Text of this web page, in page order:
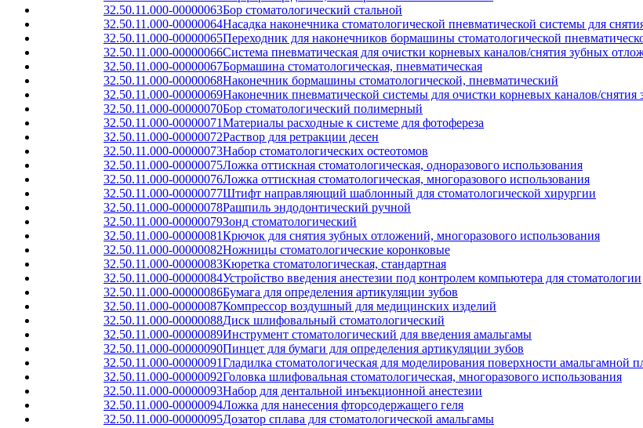
32.50.11.000-00000063Бор стоматологический стальной
32.50.11.000-00000064Насадка наконечника стоматологической пневматической системы для
32.50.11.000-00000065Переходник для наконечников бормашины стоматологической
32.50.11.000-00000066Система пневматическая для очистки корневых каналов/снятия зубных
32.50.11.000-00000067Бормашина стоматологическая, пневматическая
32.50.11.000-00000068Наконечник бормашины стоматологической, пневматический
32.50.11.000-00000069Наконечник пневматической системы для очистки корневых каналов/
32.50.11.000-00000070Бор стоматологический полимерный
32.50.11.000-00000071Материалы расходные к системе для фотофереза
32.50.11.000-00000072Раствор для ретракции десен
32.50.11.000-00000073Набор стоматологических остеотомов
32.50.11.000-00000075Ложка оттискная стоматологическая, одноразового использования
32.50.11.000-00000076Ложка оттискная стоматологическая, многоразового использования
32.50.11.000-00000077Штифт направляющий шаблонный для стоматологической хирургии
32.50.11.000-00000078Рашпиль эндодонтический ручной
32.50.11.000-00000079Зонд стоматологический
32.50.11.000-00000081Крючок для снятия зубных отложений, многоразового использования
32.50.11.000-00000082Ножницы стоматологические коронковые
32.50.11.000-00000083Кюретка стоматологическая, стандартная
32.50.11.000-00000084Устройство введения анестезии под контролем компьютера для стоматологии
32.50.11.000-00000086Бумага для определения артикуляции зубов
32.50.11.000-00000087Компрессор воздушный для медицинских изделий
32.50.11.000-00000088Диск шлифовальный стоматологический
32.50.11.000-00000089Инструмент стоматологический для введения амальгамы
32.50.11.000-00000090Пинцет для бумаги для определения артикуляции зубов
32.50.11.000-00000091Гладилка стоматологическая для моделирования поверхности амальгамной
32.50.11.000-00000092Головка шлифовальная стоматологическая, многоразового использования
32.50.11.000-00000093Набор для дентальной инъекционной анестезии
32.50.11.000-00000094Ложка для нанесения фторсодержащего геля
32.50.11.000-00000095Дозатор сплава для стоматологической амальгамы